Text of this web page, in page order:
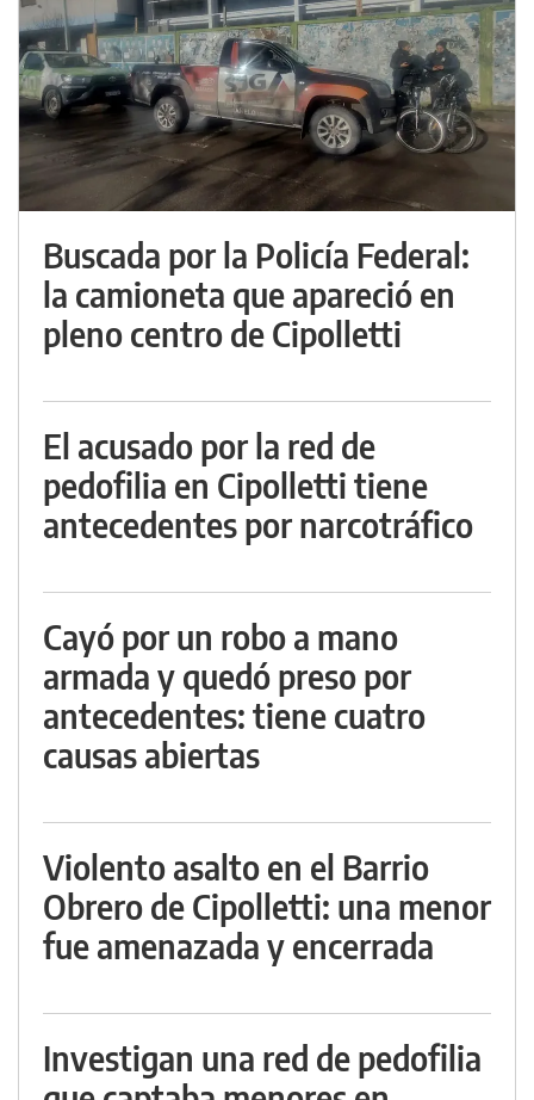
Buscada por la Policía Federal:
la camioneta que apareció en
pleno centro de Cipolletti
El acusado por la red de
pedofilia en Cipolletti tiene
antecedentes por narcotráfico
Cayó por un robo a mano
armada y quedó preso por
antecedentes: tiene cuatro
causas abiertas
Violento asalto en el Barrio
Obrero de Cipolletti: una menor
fue amenazada y encerrada
Investigan una red de pedofilia